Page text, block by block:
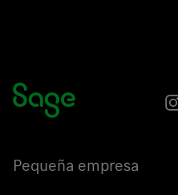
Pequeña empresa